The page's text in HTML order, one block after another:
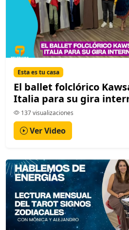
Esta es tu casa
El ballet folclórico
Italia para su gira
137 visualizaciones
Ver Video